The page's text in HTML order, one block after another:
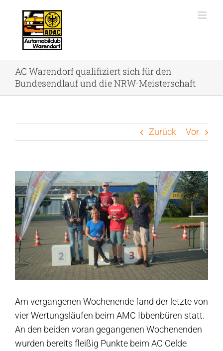
springen
AC Warendorf qualifiziert sich für den
Bundesendlauf und die NRW-Meisterschaft
Zurück Vor
Zeige
grösseres
Bild
Am vergangenen Wochenende fand der letzte von
vier Wertungsläufen beim AMC Ibbenbüren statt.
An den beiden voran gegangenen Wochenenden
wurden bereits fleißig Punkte beim AC Oelde